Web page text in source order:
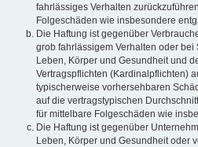
fahrlässiges Verhalten
Folgeschäden wie insbesondere
Die Haftung ist gegenüber
grob fahrlässigem Verhalten oder
Leben, Körper und Gesundheit und
Vertragspflichten (Kardinalpflichten)
typischerweise vorhersehbaren
auf die vertragstypischen
für mittelbare Folgeschäden wie
Die Haftung ist gegenüber
Leben, Körper und Gesundheit oder